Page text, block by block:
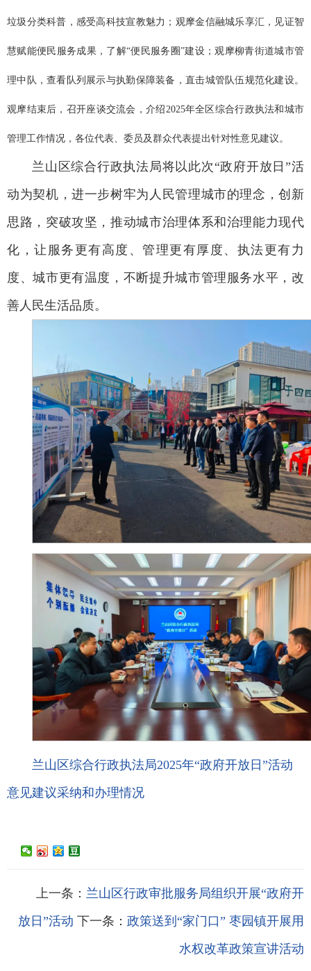
垃圾分类科普，感受高科技宣教魅力； 观摩金信融城乐享汇，见证智
慧赋能便民服务成果，了解“便民服务圈”建设； 观摩柳青街道城市管
理中队，查看队列展示与执勤保障装备，直击城管队伍规范化建设。
观摩结束后， 召开座谈交流会，介绍2025年全区综合行政执法和城市
管理工作情况，各位代表、委员及群众代表提出针对性意见建议。
兰山区综合行政执法局将以此次“政府开放日”活
动为契机，进一步树牢为人民管理城市的理念，创新
思路，突破攻坚，推动城市治理体系和治理能力现代
化，让服务更有高度、管理更有厚度、执法更有力
度、城市更有温度，不断提升城市管理服务水平，改
善人民生活品质。
兰山区综合行政执法局2025年“政府开放日”活动
意见建议采纳和办理情况
上一条： 兰山区行政审批服务局组织开展“政府开
放日”活动 下一条： 政策送到“家门口” 枣园镇开展用
水权改革政策宣讲活动